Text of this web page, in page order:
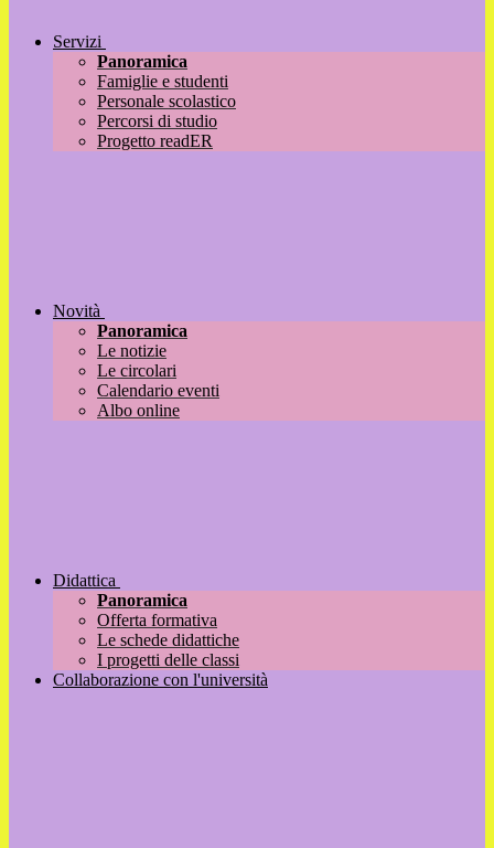
Servizi
Panoramica
Famiglie e studenti
Personale scolastico
Percorsi di studio
Progetto readER
Novità
Panoramica
Le notizie
Le circolari
Calendario eventi
Albo online
Didattica
Panoramica
Offerta formativa
Le schede didattiche
I progetti delle classi
Collaborazione con l'università